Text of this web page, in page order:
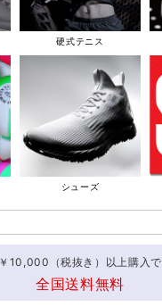
硬式テニス
シューズ
￥10,000（税抜き）以上購入で
全国送料無料